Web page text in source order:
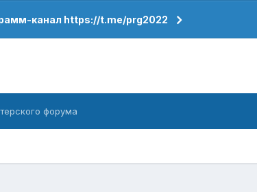
канал https://t.me/prg2022
форума